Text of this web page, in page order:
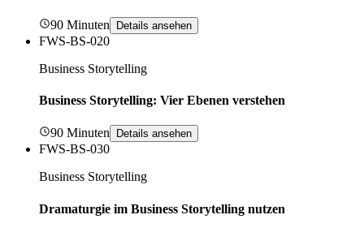
90 Minuten Details ansehen
FWS-BS-020
Business Storytelling
Business Storytelling: Vier Ebenen verstehen
90 Minuten Details ansehen
FWS-BS-030
Business Storytelling
Dramaturgie im Business Storytelling nutzen